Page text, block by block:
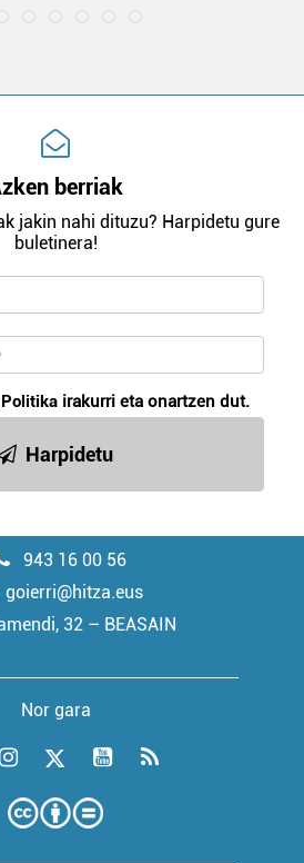
berriak
jakin nahi dituzu? Harpidetu gure
buletinera!
irakurri eta onartzen dut.
Harpidetu
943 16 00 56
goierri@hitza.eus
32 – BEASAIN
Nor gara